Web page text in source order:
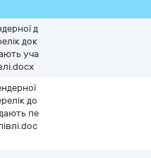
д
док
уча
до
пе